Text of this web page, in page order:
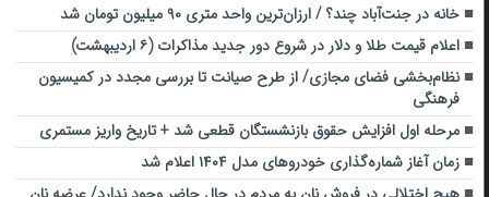
خانه در جنت‌آباد چند؟ / ارزان‌ترین واحد متری ۹۰ میلیون تومان شد
اعلام قیمت طلا و دلار در شروع دور جدید مذاکرات (۶ اردیبهشت)
نظام‌بخشی فضای مجازی/ از طرح صیانت تا بررسی مجدد در کمیسیون
فرهنگی
مرحله اول افزایش حقوق بازنشستگان قطعی شد + تاریخ واریز مستمری
زمان آغاز شماره‌گذاری خودروهای مدل ۱۴۰۴ اعلام شد